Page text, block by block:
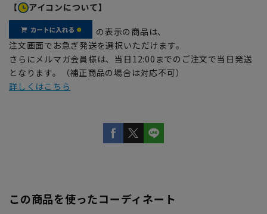
【 アイコンについて】
の表示の商品は、
注文画面でお急ぎ発送を選択いただけます。
さらにメルマガ会員様は、当日12:00までのご注文で当日発送
となります。（補正商品の場合は対応不可）
詳しくはこちら
この商品を使ったコーディネート